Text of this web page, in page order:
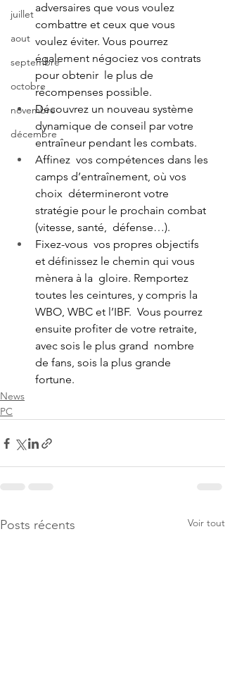
juillet
aout
septembre
octobre
novembre
décembre
adversaires que vous voulez
combattre et ceux que vous
voulez éviter. Vous pourrez
également négociez vos contrats
pour obtenir  le plus de
récompenses possible.
Découvrez un nouveau système
dynamique de conseil par votre
entraîneur pendant les combats.
Affinez  vos compétences dans les
camps d’entraînement, où vos
choix  détermineront votre
stratégie pour le prochain combat
(vitesse, santé,  défense…).
Fixez-vous  vos propres objectifs
et définissez le chemin qui vous
mènera à la  gloire. Remportez
toutes les ceintures, y compris la
WBO, WBC et l’IBF.  Vous pourrez
ensuite profiter de votre retraite,
avec sois le plus grand  nombre
de fans, sois la plus grande
fortune.
News
PC
Posts récents Voir tout